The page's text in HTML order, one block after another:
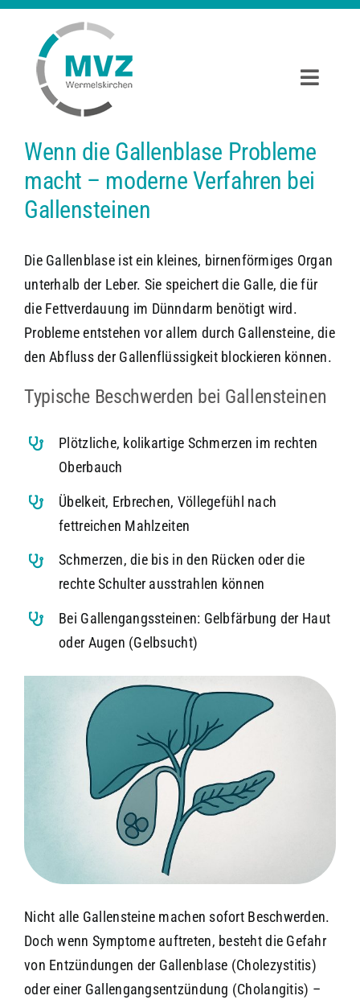
Zum
springen
Toggle
AMBULANTE OP’S
ALLGEMEINCHIRURGIE UND PROKTOLOGIE
SERVICE
Wenn die Gallenblase Probleme
macht – moderne Verfahren bei
Gallensteinen
Die Gallenblase ist ein kleines, birnenförmiges Organ
unterhalb der Leber. Sie speichert die Galle, die für
die Fettverdauung im Dünndarm benötigt wird.
Probleme entstehen vor allem durch Gallensteine, die
den Abfluss der Gallenflüssigkeit blockieren können.
Typische Beschwerden bei Gallensteinen
Plötzliche, kolikartige Schmerzen im rechten
Oberbauch
Übelkeit, Erbrechen, Völlegefühl nach
fettreichen Mahlzeiten
Schmerzen, die bis in den Rücken oder die
rechte Schulter ausstrahlen können
Bei Gallengangssteinen: Gelbfärbung der Haut
oder Augen (Gelbsucht)
Nicht alle Gallensteine machen sofort Beschwerden.
Doch wenn Symptome auftreten, besteht die Gefahr
von Entzündungen der Gallenblase (Cholezystitis)
oder einer Gallengangsentzündung (Cholangitis) –